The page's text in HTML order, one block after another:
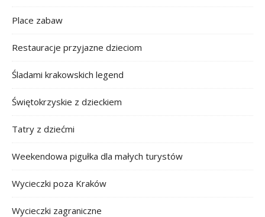
Place zabaw
Restauracje przyjazne dzieciom
Śladami krakowskich legend
Świętokrzyskie z dzieckiem
Tatry z dziećmi
Weekendowa pigułka dla małych turystów
Wycieczki poza Kraków
Wycieczki zagraniczne